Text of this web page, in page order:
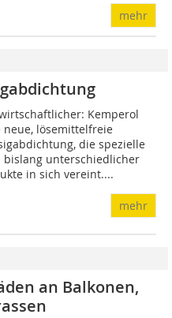
mehr
Kemperol
neue, lösemittelfreie
die spezielle
bislang unterschiedlicher
in sich vereint....
mehr
an Balkonen,